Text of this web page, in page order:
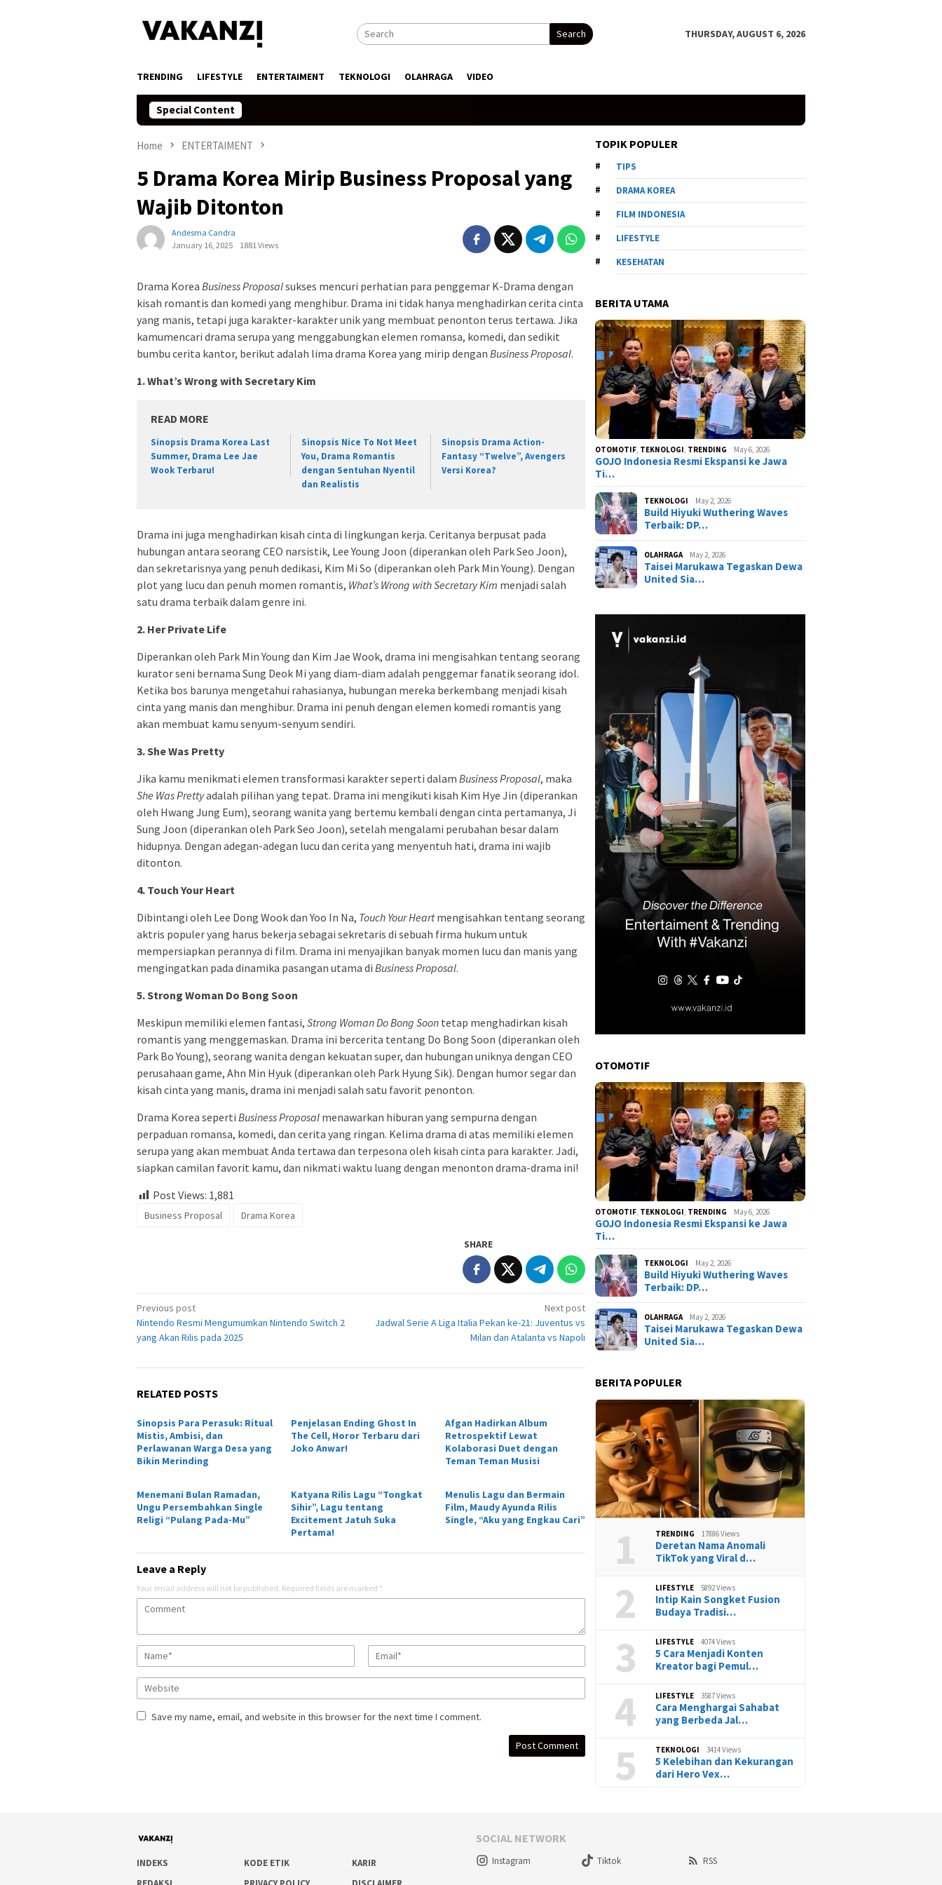
Search THURSDAY, AUGUST 6, 2026
TRENDING LIFESTYLE ENTERTAIMENT TEKNOLOGI OLAHRAGA VIDEO
Special Content
Home ENTERTAIMENT
5 Drama Korea Mirip Business Proposal yang
Wajib Ditonton
Andesma Candra
January 16, 2025
1881 Views
Drama Korea Business Proposalsukses mencuri perhatian para penggemar K-Drama dengan
kisah romantis dan komedi yang menghibur. Drama ini tidak hanya menghadirkan cerita cinta
yang manis, tetapi juga karakter-karakter unik yang membuat penonton terus tertawa. Jika
kamumencari drama serupa yang menggabungkan elemen romansa, komedi, dan sedikit
bumbu cerita kantor, berikut adalah lima drama Korea yang mirip dengan Business Proposal.
1. What’s Wrong with Secretary Kim
READ MORE
Sinopsis Drama Korea Last
Summer, Drama Lee Jae
Wook Terbaru!
Sinopsis Nice To Not Meet
You, Drama Romantis
dengan Sentuhan Nyentil
dan Realistis
Sinopsis Drama Action-
Fantasy “Twelve”, Avengers
Versi Korea?
Drama ini juga menghadirkan kisah cinta di lingkungan kerja. Ceritanya berpusat pada
hubungan antara seorang CEO narsistik, Lee Young Joon (diperankan oleh Park Seo Joon),
dan sekretarisnya yang penuh dedikasi, Kim Mi So (diperankan oleh Park Min Young). Dengan
plot yang lucu dan penuh momen romantis, What’s Wrong with Secretary Kim menjadi salah
satu drama terbaik dalam genre ini.
2. Her Private Life
Diperankan oleh Park Min Young dan Kim Jae Wook, drama ini mengisahkan tentang seorang
kurator seni bernama Sung Deok Mi yang diam-diam adalah penggemar fanatik seorang idol.
Ketika bos barunya mengetahui rahasianya, hubungan mereka berkembang menjadi kisah
cinta yang manis dan menghibur. Drama ini penuh dengan elemen komedi romantis yang
akan membuat kamu senyum-senyum sendiri.
3. She Was Pretty
Jika kamu menikmati elemen transformasi karakter seperti dalam Business Proposal, maka
She Was Prettyadalah pilihan yang tepat. Drama ini mengikuti kisah Kim Hye Jin (diperankan
oleh Hwang Jung Eum), seorang wanita yang bertemu kembali dengan cinta pertamanya, Ji
Sung Joon (diperankan oleh Park Seo Joon), setelah mengalami perubahan besar dalam
hidupnya. Dengan adegan-adegan lucu dan cerita yang menyentuh hati, drama ini wajib
ditonton.
4. Touch Your Heart
Dibintangi oleh Lee Dong Wook dan Yoo In Na, Touch Your Heartmengisahkan tentang seorang
aktris populer yang harus bekerja sebagai sekretaris di sebuah firma hukum untuk
mempersiapkan perannya di film. Drama ini menyajikan banyak momen lucu dan manis yang
mengingatkan pada dinamika pasangan utama di Business Proposal.
5. Strong Woman Do Bong Soon
Meskipun memiliki elemen fantasi, Strong Woman Do Bong Soon tetap menghadirkan kisah
romantis yang menggemaskan. Drama ini bercerita tentang Do Bong Soon (diperankan oleh
Park Bo Young), seorang wanita dengan kekuatan super, dan hubungan uniknya dengan CEO
perusahaan game, Ahn Min Hyuk (diperankan oleh Park Hyung Sik). Dengan humor segar dan
kisah cinta yang manis, drama ini menjadi salah satu favorit penonton.
Drama Korea seperti Business Proposal menawarkan hiburan yang sempurna dengan
perpaduan romansa, komedi, dan cerita yang ringan. Kelima drama di atas memiliki elemen
serupa yang akan membuat Anda tertawa dan terpesona oleh kisah cinta para karakter. Jadi,
siapkan camilan favorit kamu, dan nikmati waktu luang dengan menonton drama-drama ini!
Post Views: 1,881
Business Proposal Drama Korea
SHARE
Post
navigation
Previous post
Nintendo Resmi Mengumumkan Nintendo Switch 2
yang Akan Rilis pada 2025
Next post
Jadwal Serie A Liga Italia Pekan ke-21: Juventus vs
Milan dan Atalanta vs Napoli
RELATED POSTS
Sinopsis Para Perasuk: Ritual
Mistis, Ambisi, dan
Perlawanan Warga Desa yang
Bikin Merinding
Penjelasan Ending Ghost In
The Cell, Horor Terbaru dari
Joko Anwar!
Afgan Hadirkan Album
Retrospektif Lewat
Kolaborasi Duet dengan
Teman Teman Musisi
Menemani Bulan Ramadan,
Ungu Persembahkan Single
Religi “Pulang Pada-Mu”
Katyana Rilis Lagu “Tongkat
Sihir”, Lagu tentang
Excitement Jatuh Suka
Pertama!
Menulis Lagu dan Bermain
Film, Maudy Ayunda Rilis
Single, “Aku yang Engkau Cari”
Leave a Reply
Your email address will not be published. Required fields are marked *
Save my name, email, and website in this browser for the next time I comment.
TOPIK POPULER
TIPS
DRAMA KOREA
FILM INDONESIA
LIFESTYLE
KESEHATAN
BERITA UTAMA
OTOMOTIF TEKNOLOGI TRENDING May 6, 2026
GOJO Indonesia Resmi Ekspansi ke Jawa
Ti…
TEKNOLOGI May 2, 2026
Build Hiyuki Wuthering Waves
Terbaik: DP…
OLAHRAGA May 2, 2026
Taisei Marukawa Tegaskan Dewa
United Sia…
OTOMOTIF
OTOMOTIF, TEKNOLOGI, TRENDING May 6, 2026
GOJO Indonesia Resmi Ekspansi ke Jawa
Ti…
TEKNOLOGI May 2, 2026
Build Hiyuki Wuthering Waves
Terbaik: DP…
OLAHRAGA May 2, 2026
Taisei Marukawa Tegaskan Dewa
United Sia…
BERITA POPULER
1 TRENDING 17886 Views
Deretan Nama Anomali
TikTok yang Viral d…
2 LIFESTYLE 5892 Views
Intip Kain Songket Fusion
Budaya Tradisi…
3 LIFESTYLE 4074 Views
5 Cara Menjadi Konten
Kreator bagi Pemul…
4 LIFESTYLE 3587 Views
Cara Menghargai Sahabat
yang Berbeda Jal…
5 TEKNOLOGI 3414 Views
5 Kelebihan dan Kekurangan
dari Hero Vex…
INDEKS KODE ETIK
KARIR
SOCIAL NETWORK
Instagram Tiktok RSS